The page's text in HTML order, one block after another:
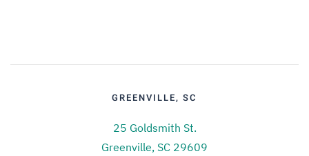
GREENVILLE, SC
25 Goldsmith St.
Greenville, SC 29609